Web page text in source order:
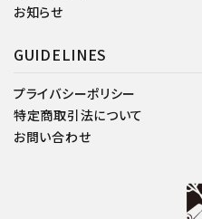
お知らせ
GUIDELINES
プライバシーポリシー
特定商取引法について
お問い合わせ